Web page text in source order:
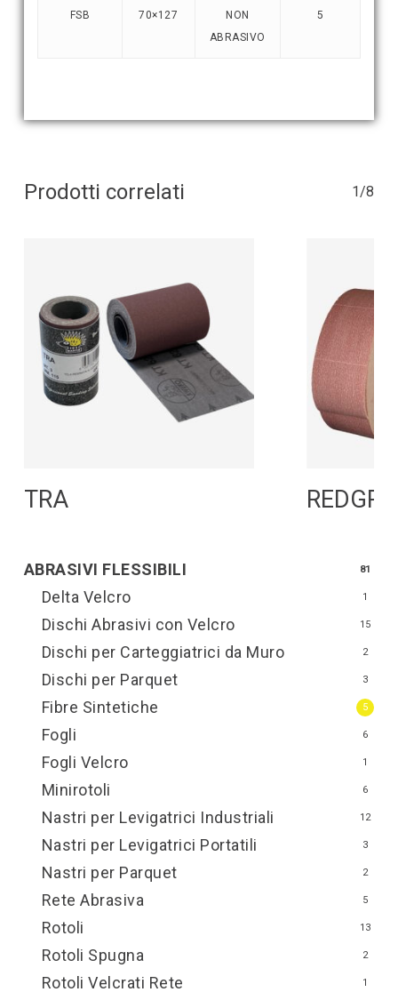
FSB 70×127
NON
ABRASIVO
5
Prodotti correlati 1/8
TRA REDGP
ABRASIVI FLESSIBILI 81
Delta Velcro 1
Dischi Abrasivi con Velcro 15
Dischi per Carteggiatrici da Muro 2
Dischi per Parquet 3
Fibre Sintetiche 5
Fogli 6
Fogli Velcro 1
Minirotoli 6
Nastri per Levigatrici Industriali 12
Nastri per Levigatrici Portatili 3
Nastri per Parquet 2
Rete Abrasiva 5
Rotoli 13
Rotoli Spugna 2
Rotoli Velcrati Rete 1